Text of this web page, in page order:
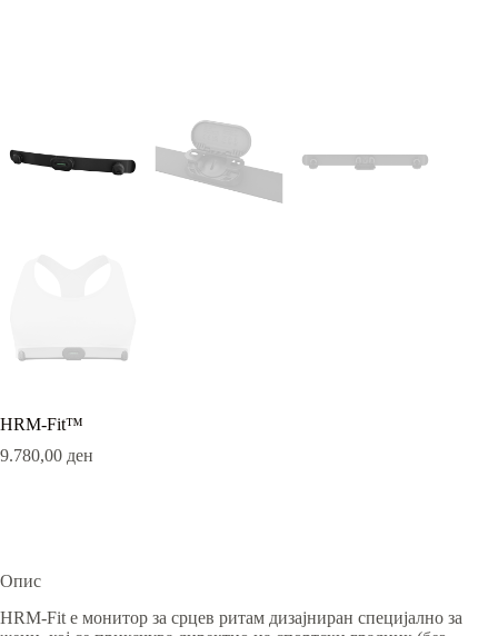
HRM-Fit™
9.780,00 ден
Опис
HRM-Fit е монитор за срцев ритам дизајниран специјално за